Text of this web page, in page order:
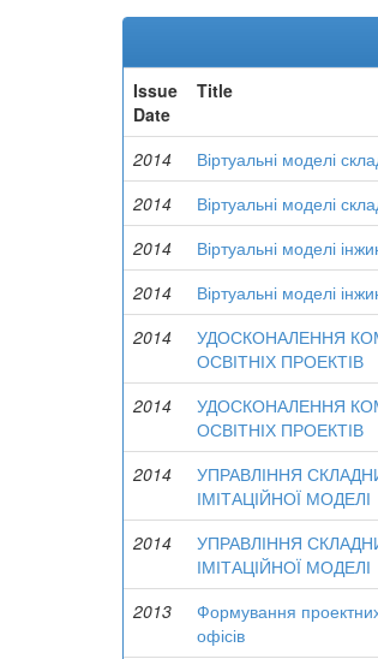
Issue
Date
Title
2014 Віртуальні моделі
2014
Віртуальні моделі
2014
Віртуальні моделі
2014
Віртуальні моделі
2014
УДОСКОНАЛЕННЯ
ОСВІТНІХ ПРОЕКТІВ
2014
УДОСКОНАЛЕННЯ
ОСВІТНІХ ПРОЕКТІВ
2014
УПРАВЛІННЯ
ІМІТАЦІЙНОЇ МОДЕЛІ
2014
УПРАВЛІННЯ
ІМІТАЦІЙНОЇ МОДЕЛІ
2013
Формування
офісів